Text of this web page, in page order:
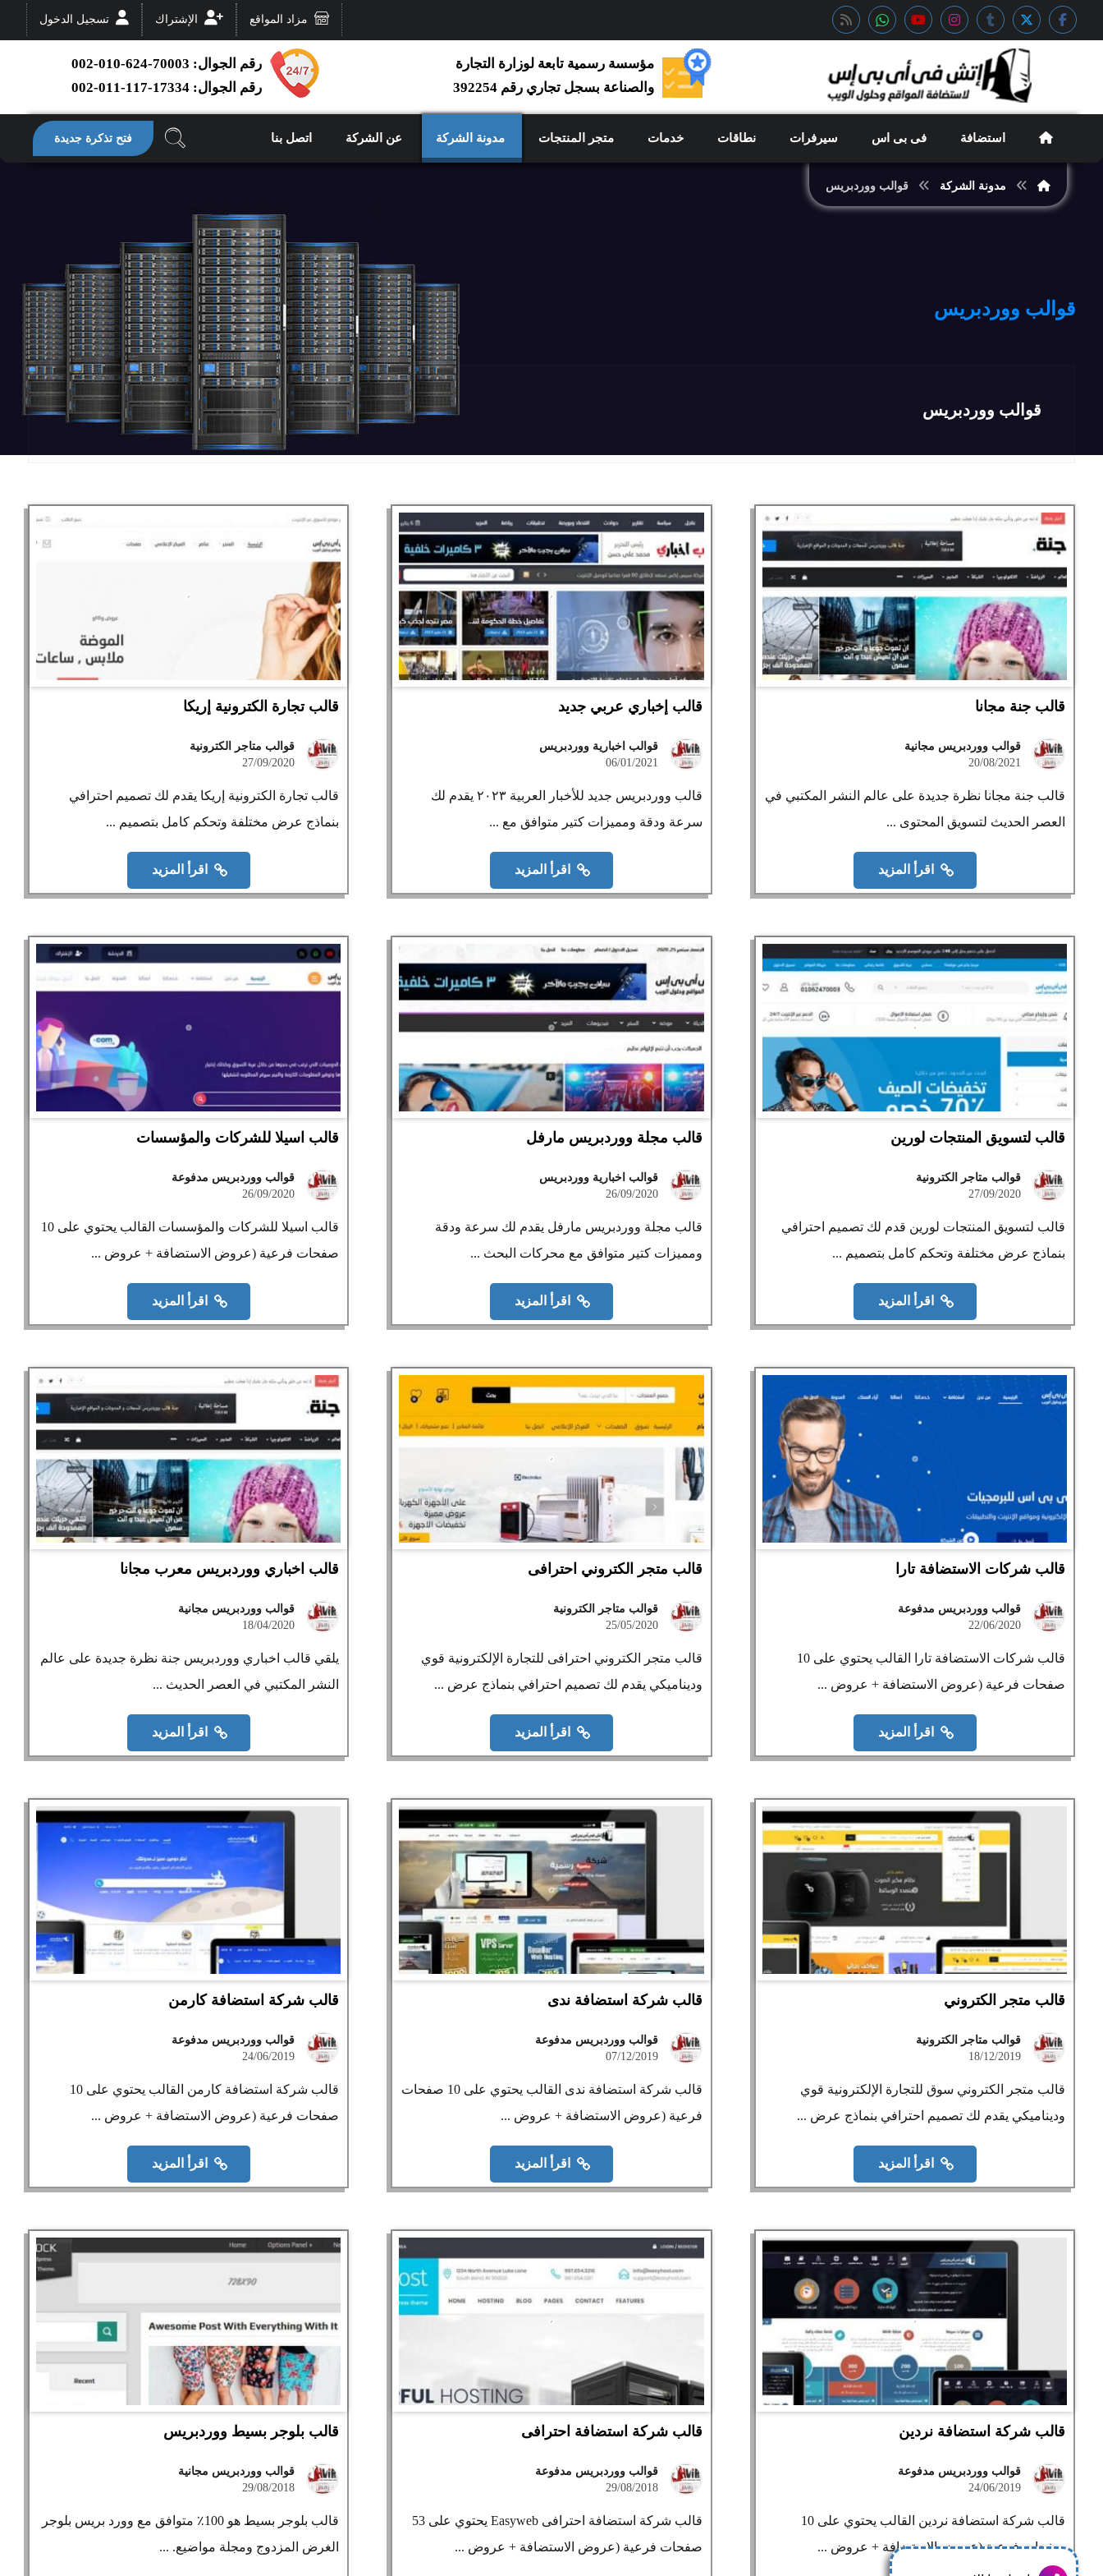
مزاد المواقع الإشتراك تسجيل الدخول
مؤسسة رسمية تابعة لوزارة التجارة
والصناعة بسجل تجاري رقم 392254
رقم الجوال: 70003-624-010-002
رقم الجوال: 17334-117-011-002
استضافة فى بى اس سيرفرات نطاقات خدمات متجر المنتجات مدونة الشركة عن الشركة اتصل بنا فتح تذكرة جديدة
مدونة الشركة قوالب ووردبريس
قوالب ووردبريس
قوالب ووردبريس
قالب جنة مجانا
قوالب ووردبريس مجانية
20/08/2021
قالب جنة مجانا نظرة جديدة على عالم النشر المكتبي في
العصر الحديث لتسويق المحتوى ...
اقرأ المزيد
قالب إخباري عربي جديد
قوالب اخبارية ووردبريس
06/01/2021
قالب ووردبريس جديد للأخبار العربية ٢٠٢٣ يقدم لك
سرعة ودقة ومميزات كتير متوافق مع ...
اقرأ المزيد
قالب تجارة الكترونية إريكا
قوالب متاجر الكترونية
27/09/2020
قالب تجارة الكترونية إريكا يقدم لك تصميم احترافي
بنماذج عرض مختلفة وتحكم كامل بتصميم ...
اقرأ المزيد
قالب لتسويق المنتجات لورين
قوالب متاجر الكترونية
27/09/2020
قالب لتسويق المنتجات لورين قدم لك تصميم احترافي
بنماذج عرض مختلفة وتحكم كامل بتصميم ...
اقرأ المزيد
قالب مجلة ووردبريس مارفل
قوالب اخبارية ووردبريس
26/09/2020
قالب مجلة ووردبريس مارفل يقدم لك سرعة ودقة
ومميزات كتير متوافق مع محركات البحث ...
اقرأ المزيد
قالب اسيلا للشركات والمؤسسات
قوالب ووردبريس مدفوعة
26/09/2020
قالب اسيلا للشركات والمؤسسات القالب يحتوي على 10
صفحات فرعية (عروض الاستضافة + عروض ...
اقرأ المزيد
قالب شركات الاستضافة تارا
قوالب ووردبريس مدفوعة
22/06/2020
قالب شركات الاستضافة تارا القالب يحتوي على 10
صفحات فرعية (عروض الاستضافة + عروض ...
اقرأ المزيد
قالب متجر الكتروني احترافى
قوالب متاجر الكترونية
25/05/2020
قالب متجر الكتروني احترافى للتجارة الإلكترونية قوي
وديناميكي يقدم لك تصميم احترافي بنماذج عرض ...
اقرأ المزيد
قالب اخباري ووردبريس معرب مجانا
قوالب ووردبريس مجانية
18/04/2020
يلقي قالب اخباري ووردبريس جنة نظرة جديدة على عالم
النشر المكتبي في العصر الحديث ...
اقرأ المزيد
قالب متجر الكتروني
قوالب متاجر الكترونية
18/12/2019
قالب متجر الكتروني سوق للتجارة الإلكترونية قوي
وديناميكي يقدم لك تصميم احترافي بنماذج عرض ...
اقرأ المزيد
قالب شركة استضافة ندى
قوالب ووردبريس مدفوعة
07/12/2019
قالب شركة استضافة ندى القالب يحتوي على 10 صفحات
فرعية (عروض الاستضافة + عروض ...
اقرأ المزيد
قالب شركة استضافة كارمن
قوالب ووردبريس مدفوعة
24/06/2019
قالب شركة استضافة كارمن القالب يحتوي على 10
صفحات فرعية (عروض الاستضافة + عروض ...
اقرأ المزيد
قالب شركة استضافة نردين
قوالب ووردبريس مدفوعة
24/06/2019
قالب شركة استضافة نردين القالب يحتوي على 10
صفحات فرعية (عروض الاستضافة + عروض ...
قالب شركة استضافة احترافى
قوالب ووردبريس مدفوعة
29/08/2018
قالب شركة استضافة احترافى Easyweb يحتوي على 53
صفحات فرعية (عروض الاستضافة + عروض ...
قالب بلوجر بسيط ووردبريس
قوالب ووردبريس مجانية
29/08/2018
قالب بلوجر بسيط هو 100٪ متوافق مع وورد بريس بلوجر
الغرض المزدوج ومجلة مواضيع. ...